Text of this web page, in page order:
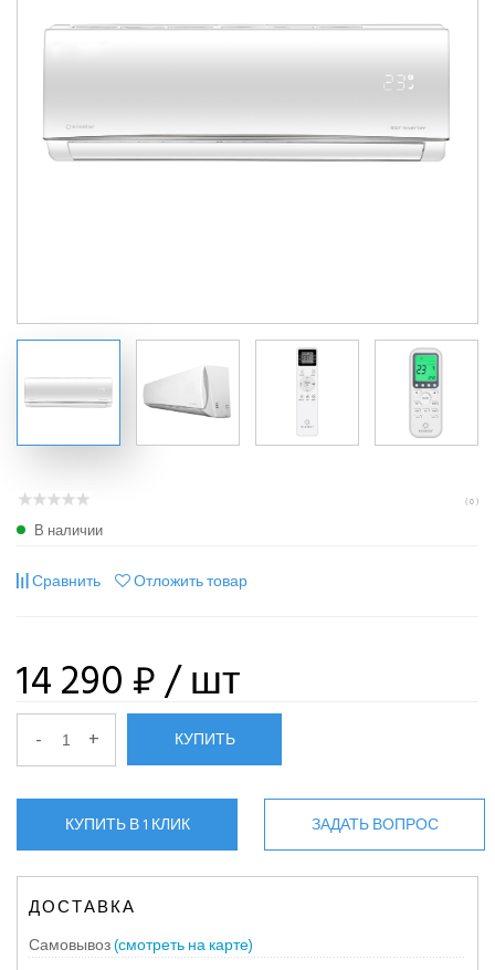
( 0 )
В наличии
Сравнить Отложить товар
14 290 ₽/ шт
- + КУПИТЬ
КУПИТЬ В 1 КЛИК ЗАДАТЬ ВОПРОС
ДОСТАВКА
Самовывоз(смотреть на карте)